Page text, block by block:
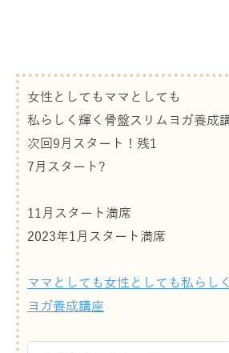
女性としてもママとしても
私らしく輝く骨盤スリムヨガ養成
次回9月スタート！残1
7月スタート?
11月スタート満席
2023年1月スタート満席
ママとしても女性としても私らし
ヨガ養成講座